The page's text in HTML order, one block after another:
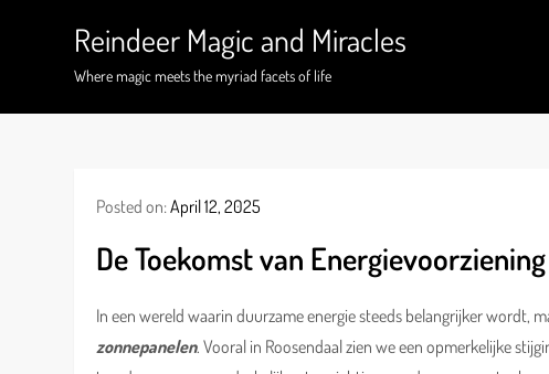
Reindeer Magic and Miracles
Where magic meets the myriad facets of life
Posted on:April 12, 2025
De Toekomst van
In een wereld waarin duurzame energie steeds belangrijker wordt,
zonnepanelen. Vooral in Roosendaal zien we een opmerkelijke